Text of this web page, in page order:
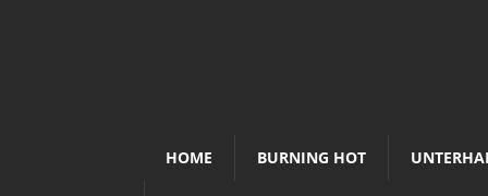
HOME BURNING HOT